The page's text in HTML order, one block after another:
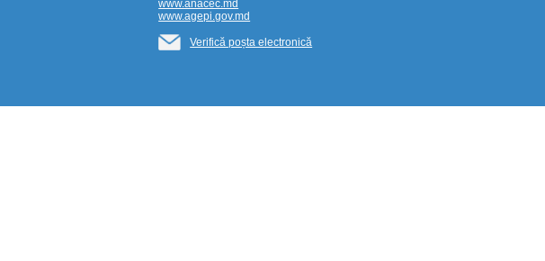
www.anacec.md
www.agepi.gov.md
Verifică poșta electronică